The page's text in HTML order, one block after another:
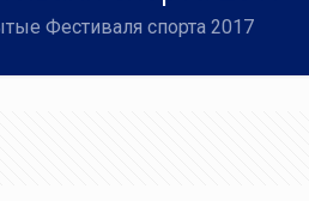
Фестиваля спорта 2017